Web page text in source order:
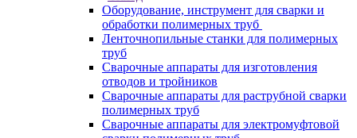
Оборудование, инструмент для сварки и
обработки полимерных труб
Ленточнопильные станки для полимерных
труб
Сварочные аппараты для изготовления
отводов и тройников
Сварочные аппараты для раструбной сварки
полимерных труб
Сварочные аппараты для электромуфтовой